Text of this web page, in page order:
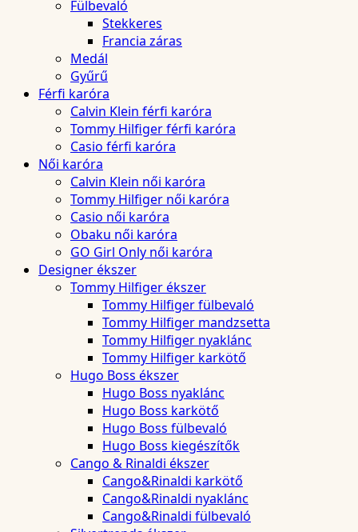
Fülbevaló
Stekkeres
Francia záras
Medál
Gyűrű
Férfi karóra
Calvin Klein férfi karóra
Tommy Hilfiger férfi karóra
Casio férfi karóra
Női karóra
Calvin Klein női karóra
Tommy Hilfiger női karóra
Casio női karóra
Obaku női karóra
GO Girl Only női karóra
Designer ékszer
Tommy Hilfiger ékszer
Tommy Hilfiger fülbevaló
Tommy Hilfiger mandzsetta
Tommy Hilfiger nyaklánc
Tommy Hilfiger karkötő
Hugo Boss ékszer
Hugo Boss nyaklánc
Hugo Boss karkötő
Hugo Boss fülbevaló
Hugo Boss kiegészítők
Cango & Rinaldi ékszer
Cango&Rinaldi karkötő
Cango&Rinaldi nyaklánc
Cango&Rinaldi fülbevaló